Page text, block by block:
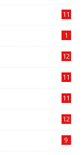
11
1
12
11
11
12
9